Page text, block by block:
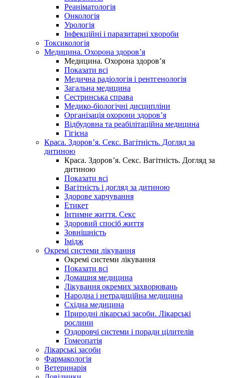
Реаніматологія
Онкологія
Урологія
Інфекційні і паразитарні хвороби
Токсикологія
Медицина. Охорона здоров’я
Медицина. Охорона здоров’я
Показати всі
Медична радіологія і рентгенологія
Загальна медицина
Сестринська справа
Медико-біологічні дисципліни
Організація охорони здоров’я
Відбудовна та реабілітаційна медицина
Гігієна
Краса. Здоров’я. Секс. Вагітність. Догляд за
дитиною
Краса. Здоров’я. Секс. Вагітність. Догляд за
дитиною
Показати всі
Вагітність і догляд за дитиною
Здорове харчування
Етикет
Інтимне життя. Секс
Здоровий спосіб життя
Зовнішність
Імідж
Окремі системи лікування
Окремі системи лікування
Показати всі
Домашня медицина
Лікування окремих захворювань
Народна і нетрадиційна медицина
Східна медицина
Природні лікарські засоби. Лікарські
рослини
Оздоровчі системи і поради цілителів
Гомеопатія
Лікарські засоби
Фармакологія
Ветеринарія